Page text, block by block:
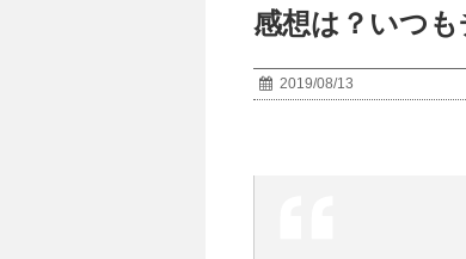
感想は？いつ
2019/08/13